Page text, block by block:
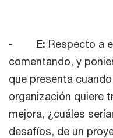
- E: Respecto a
comentando, y
que presenta
organización quiere
mejora, ¿cuáles
desafíos, de un